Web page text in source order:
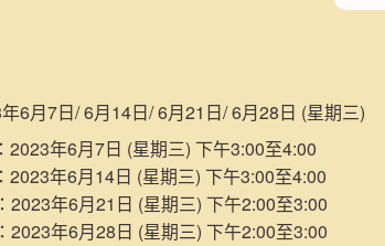
6月7日/ 6月14日/ 6月21日/ 6月28日 (星期三)
2023年6月7日 (星期三) 下午3:00至4:00
2023年6月14日 (星期三) 下午3:00至4:00
2023年6月21日 (星期三) 下午2:00至3:00
2023年6月28日 (星期三) 下午2:00至3:00